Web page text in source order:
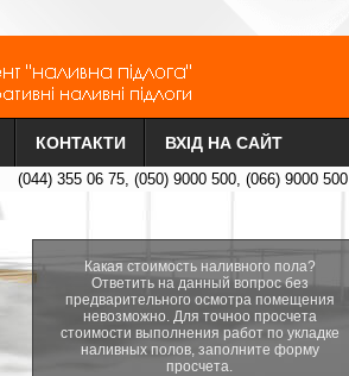
КОНТАКТИ ВХІД НА САЙТ
(044) 355 06 75, (050) 9000 500, (066) 9000 500
Какая стоимость наливного пола?
Ответить на данный вопрос без
предварительного осмотра помещения
невозможно. Для точноо просчета
стоимости выполнения работ по укладке
наливных полов, заполните форму
просчета.